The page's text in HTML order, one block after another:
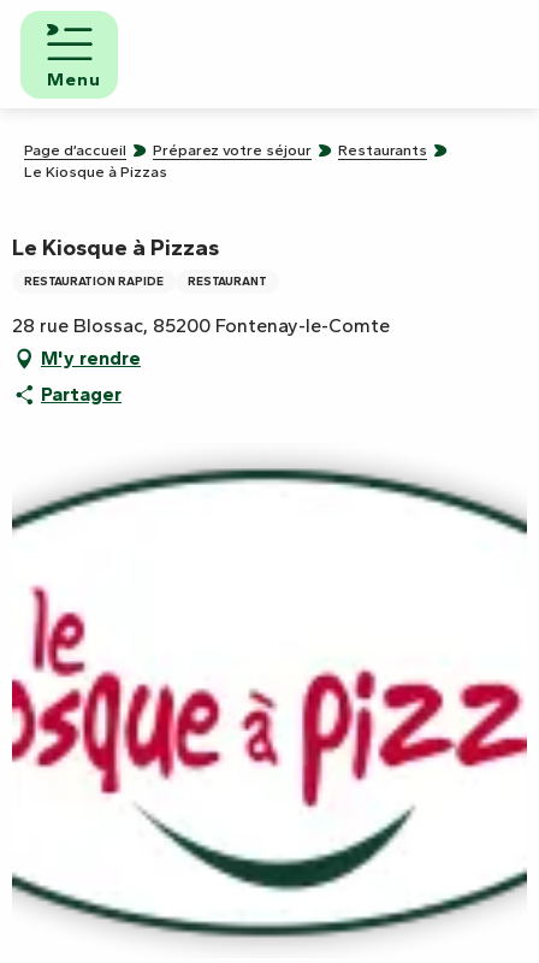
Aller
contenu
principal
Menu
Page d’accueil Préparez votre séjour
Restaurants
Le Kiosque à Pizzas
Le Kiosque à Pizzas
RESTAURATION RAPIDE RESTAURANT
28 rue Blossac, 85200 Fontenay-le-Comte
M'y rendre
Partager